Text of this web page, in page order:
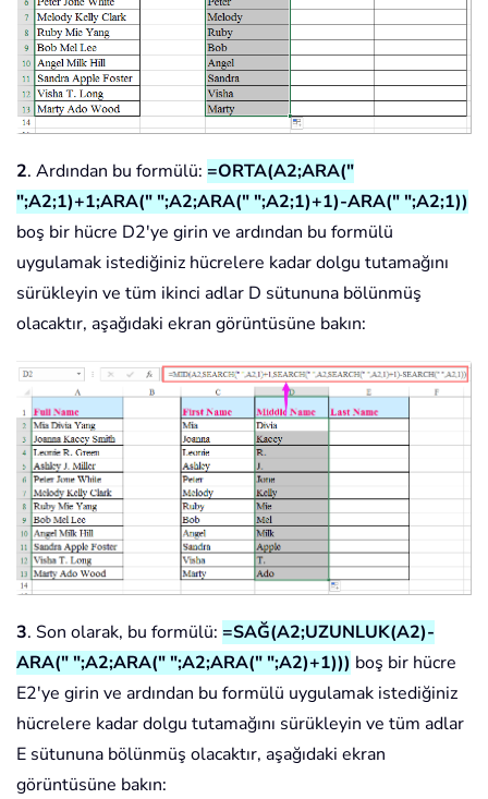
2. Ardından bu formülü: =ORTA(A2;ARA("
";A2;1)+1;ARA(" ";A2;ARA(" ";A2;1)+1)-ARA(" ";A2;1))
boş bir hücre D2'ye girin ve ardından bu formülü
uygulamak istediğiniz hücrelere kadar dolgu tutamağını
sürükleyin ve tüm ikinci adlar D sütununa bölünmüş
olacaktır, aşağıdaki ekran görüntüsüne bakın:
3. Son olarak, bu formülü: =SAĞ(A2;UZUNLUK(A2)-
ARA(" ";A2;ARA(" ";A2;ARA(" ";A2)+1))) boş bir hücre
E2'ye girin ve ardından bu formülü uygulamak istediğiniz
hücrelere kadar dolgu tutamağını sürükleyin ve tüm adlar
E sütununa bölünmüş olacaktır, aşağıdaki ekran
görüntüsüne bakın: